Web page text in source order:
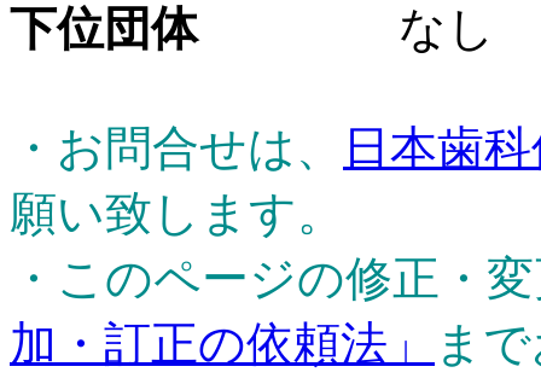
下位団体なし
・お問合せは、
日本歯
願い致します。
・このページの修正・
加・訂正の依頼法」
ま